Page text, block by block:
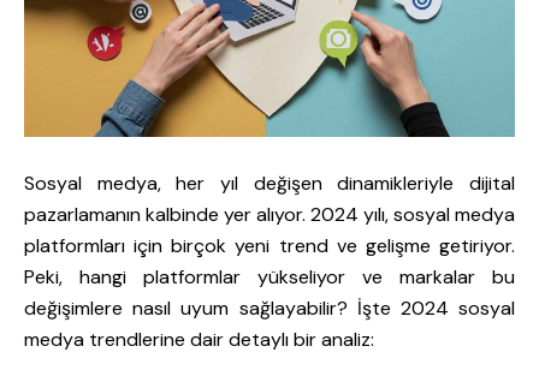
Sosyal medya, her yıl değişen dinamikleriyle dijital
pazarlamanın kalbinde yer alıyor. 2024 yılı, sosyal medya
platformları için birçok yeni trend ve gelişme getiriyor.
Peki, hangi platformlar yükseliyor ve markalar bu
değişimlere nasıl uyum sağlayabilir? İşte 2024 sosyal
medya trendlerine dair detaylı bir analiz: